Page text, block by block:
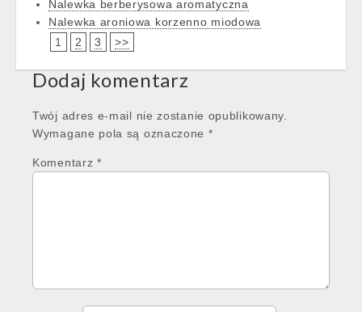
Nalewka berberysowa aromatyczna
Nalewka aroniowa korzenno miodowa
1
2 3 >>
Dodaj komentarz
Twój adres e-mail nie zostanie opublikowany.
Wymagane pola są oznaczone *
Komentarz *